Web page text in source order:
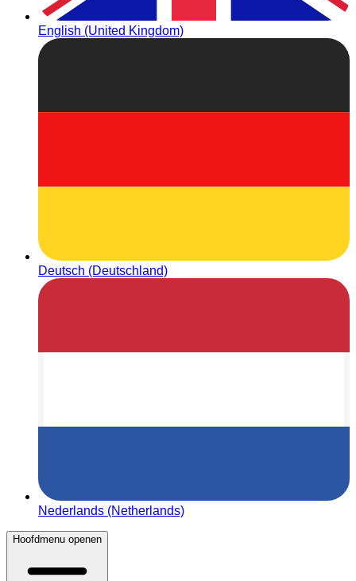
English (United Kingdom)
Deutsch (Deutschland)
Nederlands (Netherlands)
Hoofdmenu openen